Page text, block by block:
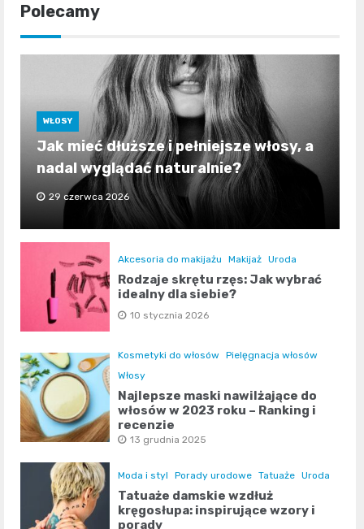
Polecamy
WŁOSY
Jak mieć dłuższe i pełniejsze włosy, a
nadal wyglądać naturalnie?
29 czerwca 2026
Akcesoria do makijażu Makijaż Uroda
Rodzaje skrętu rzęs: Jak wybrać
idealny dla siebie?
10 stycznia 2026
Kosmetyki do włosów
Pielęgnacja włosów
Włosy
Najlepsze maski nawilżające do
włosów w 2023 roku – Ranking i
recenzje
13 grudnia 2025
Moda i styl Porady urodowe Tatuaże Uroda
Tatuaże damskie wzdłuż
kręgosłupa: inspirujące wzory i
porady